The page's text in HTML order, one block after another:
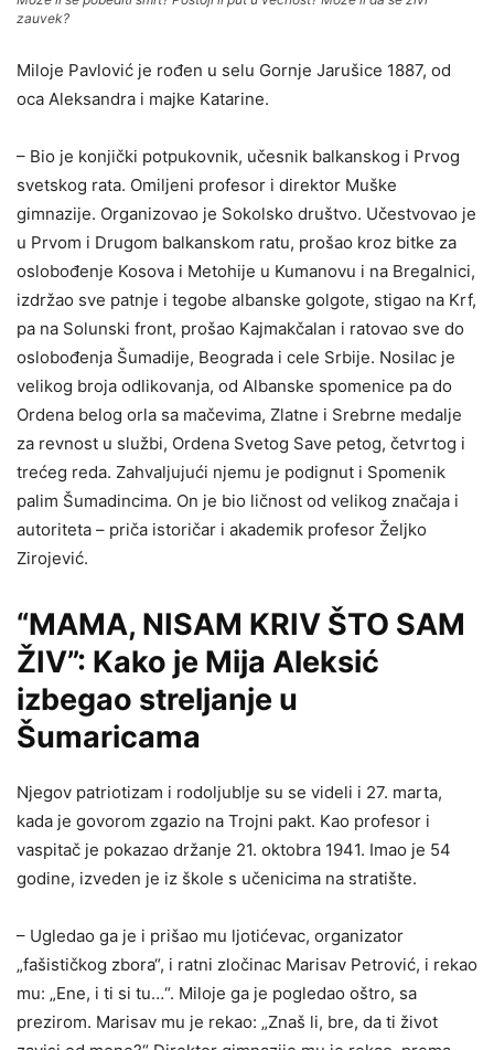
zauvek?
Miloje Pavlović je rođen u selu Gornje Jarušice 1887, od
oca Aleksandra i majke Katarine.
– Bio je konjički potpukovnik, učesnik balkanskog i Prvog
svetskog rata. Omiljeni profesor i direktor Muške
gimnazije. Organizovao je Sokolsko društvo. Učestvovao je
u Prvom i Drugom balkanskom ratu, prošao kroz bitke za
oslobođenje Kosova i Metohije u Kumanovu i na Bregalnici,
izdržao sve patnje i tegobe albanske golgote, stigao na Krf,
pa na Solunski front, prošao Kajmakčalan i ratovao sve do
oslobođenja Šumadije, Beograda i cele Srbije. Nosilac je
velikog broja odlikovanja, od Albanske spomenice pa do
Ordena belog orla sa mačevima, Zlatne i Srebrne medalje
za revnost u službi, Ordena Svetog Save petog, četvrtog i
trećeg reda. Zahvaljujući njemu je podignut i Spomenik
palim Šumadincima. On je bio ličnost od velikog značaja i
autoriteta – priča istoričar i akademik profesor Željko
Zirojević.
“MAMA, NISAM KRIV ŠTO SAM
ŽIV”: Kako je Mija Aleksić
izbegao streljanje u
Šumaricama
Njegov patriotizam i rodoljublje su se videli i 27. marta,
kada je govorom zgazio na Trojni pakt. Kao profesor i
vaspitač je pokazao držanje 21. oktobra 1941. Imao je 54
godine, izveden je iz škole s učenicima na stratište.
– Ugledao ga je i prišao mu ljotićevac, organizator
„fašističkog zbora“, i ratni zločinac Marisav Petrović, i rekao
mu: „Ene, i ti si tu…“. Miloje ga je pogledao oštro, sa
prezirom. Marisav mu je rekao: „Znaš li, bre, da ti život